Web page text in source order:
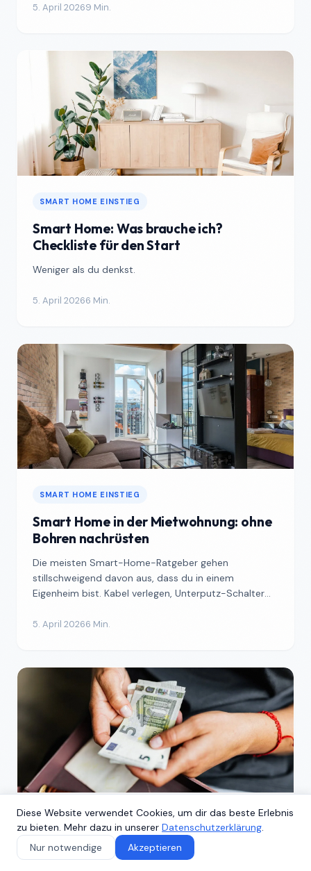
5. April 20269 Min.
SMART HOME EINSTIEG
Smart Home: Was brauche ich?
Checkliste für den Start
Weniger als du denkst.
5. April 20266 Min.
SMART HOME EINSTIEG
Smart Home in der Mietwohnung: ohne
Bohren nachrüsten
Die meisten Smart-Home-Ratgeber gehen
stillschweigend davon aus, dass du in einem
Eigenheim bist. Kabel verlegen, Unterputz-Schalter
5. April 20266 Min.
SMART HOME EINSTIEG
Was kostet ein Smart Home? Reale
Zahlen für 2026
Diese Website verwendet Cookies, um dir das beste Erlebnis
zu bieten. Mehr dazu in unserer Datenschutzerklärung.
Nur notwendige
Akzeptieren